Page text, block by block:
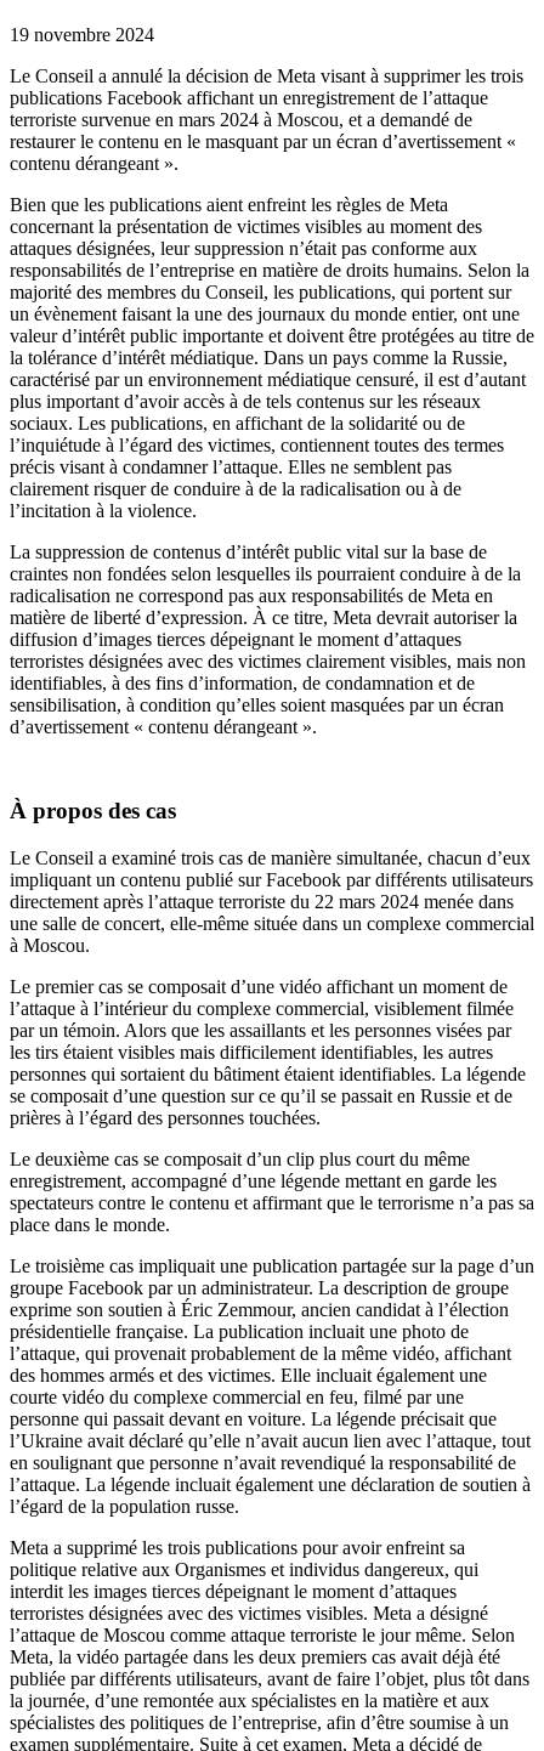
19 novembre 2024
Le Conseil a annulé la décision de Meta visant à supprimer les trois
publications Facebook affichant un enregistrement de l’attaque
terroriste survenue en mars 2024 à Moscou, et a demandé de
restaurer le contenu en le masquant par un écran d’avertissement «
contenu dérangeant ».
Bien que les publications aient enfreint les règles de Meta
concernant la présentation de victimes visibles au moment des
attaques désignées, leur suppression n’était pas conforme aux
responsabilités de l’entreprise en matière de droits humains. Selon la
majorité des membres du Conseil, les publications, qui portent sur
un évènement faisant la une des journaux du monde entier, ont une
valeur d’intérêt public importante et doivent être protégées au titre de
la tolérance d’intérêt médiatique. Dans un pays comme la Russie,
caractérisé par un environnement médiatique censuré, il est d’autant
plus important d’avoir accès à de tels contenus sur les réseaux
sociaux. Les publications, en affichant de la solidarité ou de
l’inquiétude à l’égard des victimes, contiennent toutes des termes
précis visant à condamner l’attaque. Elles ne semblent pas
clairement risquer de conduire à de la radicalisation ou à de
l’incitation à la violence.
La suppression de contenus d’intérêt public vital sur la base de
craintes non fondées selon lesquelles ils pourraient conduire à de la
radicalisation ne correspond pas aux responsabilités de Meta en
matière de liberté d’expression. À ce titre, Meta devrait autoriser la
diffusion d’images tierces dépeignant le moment d’attaques
terroristes désignées avec des victimes clairement visibles, mais non
identifiables, à des fins d’information, de condamnation et de
sensibilisation, à condition qu’elles soient masquées par un écran
d’avertissement « contenu dérangeant ».
À propos des cas
Le Conseil a examiné trois cas de manière simultanée, chacun d’eux
impliquant un contenu publié sur Facebook par différents utilisateurs
directement après l’attaque terroriste du 22 mars 2024 menée dans
une salle de concert, elle-même située dans un complexe commercial
à Moscou.
Le premier cas se composait d’une vidéo affichant un moment de
l’attaque à l’intérieur du complexe commercial, visiblement filmée
par un témoin. Alors que les assaillants et les personnes visées par
les tirs étaient visibles mais difficilement identifiables, les autres
personnes qui sortaient du bâtiment étaient identifiables. La légende
se composait d’une question sur ce qu’il se passait en Russie et de
prières à l’égard des personnes touchées.
Le deuxième cas se composait d’un clip plus court du même
enregistrement, accompagné d’une légende mettant en garde les
spectateurs contre le contenu et affirmant que le terrorisme n’a pas sa
place dans le monde.
Le troisième cas impliquait une publication partagée sur la page d’un
groupe Facebook par un administrateur. La description de groupe
exprime son soutien à Éric Zemmour, ancien candidat à l’élection
présidentielle française. La publication incluait une photo de
l’attaque, qui provenait probablement de la même vidéo, affichant
des hommes armés et des victimes. Elle incluait également une
courte vidéo du complexe commercial en feu, filmé par une
personne qui passait devant en voiture. La légende précisait que
l’Ukraine avait déclaré qu’elle n’avait aucun lien avec l’attaque, tout
en soulignant que personne n’avait revendiqué la responsabilité de
l’attaque. La légende incluait également une déclaration de soutien à
l’égard de la population russe.
Meta a supprimé les trois publications pour avoir enfreint sa
politique relative aux Organismes et individus dangereux, qui
interdit les images tierces dépeignant le moment d’attaques
terroristes désignées avec des victimes visibles. Meta a désigné
l’attaque de Moscou comme attaque terroriste le jour même. Selon
Meta, la vidéo partagée dans les deux premiers cas avait déjà été
publiée par différents utilisateurs, avant de faire l’objet, plus tôt dans
la journée, d’une remontée aux spécialistes en la matière et aux
spécialistes des politiques de l’entreprise, afin d’être soumise à un
examen supplémentaire. Suite à cet examen, Meta a décidé de